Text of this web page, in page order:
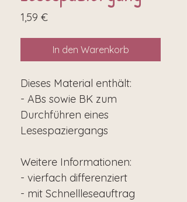
1,59 €Preis
In den Warenkorb
Dieses Material enthält:
- ABs sowie BK zum
Durchführen eines
Lesespaziergangs
Weitere Informationen:
- vierfach differenziert
- mit Schnellleseauftrag